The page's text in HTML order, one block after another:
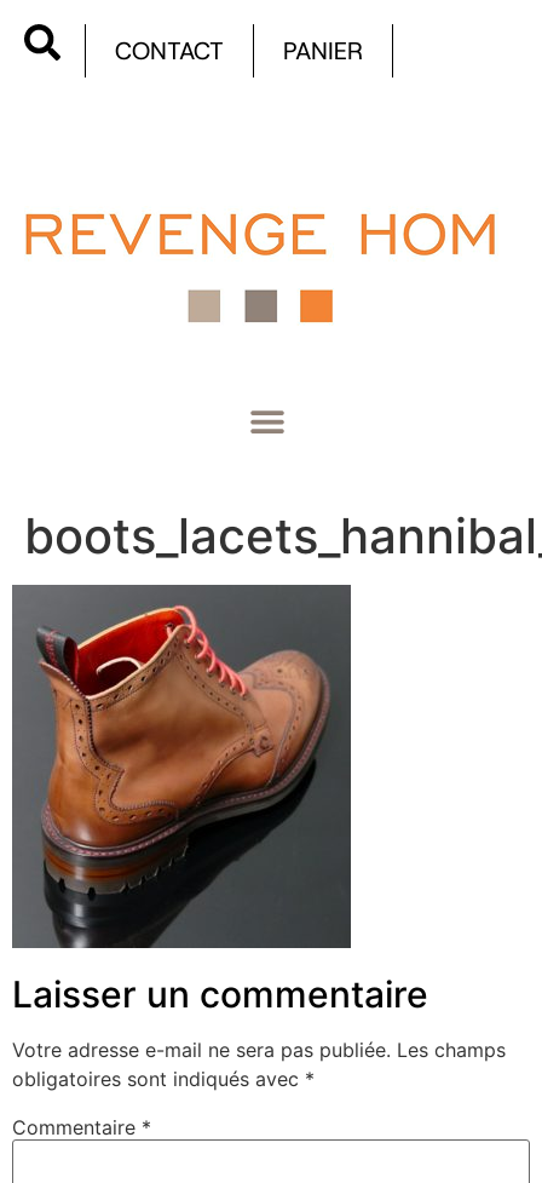
CONTACT PANIER
Laisser un commentaire
Votre adresse e-mail ne sera pas publiée. Les champs
obligatoires sont indiqués avec *
Commentaire *